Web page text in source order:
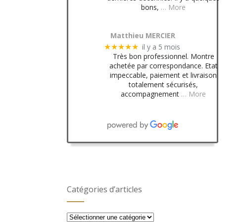
bons, … More
Matthieu MERCIER
★★★★★ il y a 5 mois
Très bon professionnel. Montre
achetée par correspondance. Etat
impeccable, paiement et livraison
totalement sécurisés,
accompagnement … More
Catégories d’articles
Catégories